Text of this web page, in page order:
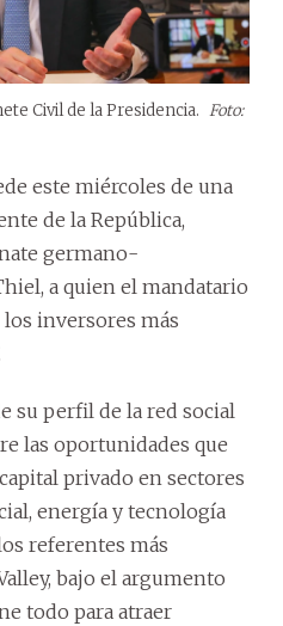
Civil de la Presidencia. Foto:
este miércoles de una
de la República,
germano-
a quien el mandatario
inversores más
su perfil de la red social
las oportunidades que
privado en sectores
energía y tecnología
referentes más
bajo el argumento
todo para atraer